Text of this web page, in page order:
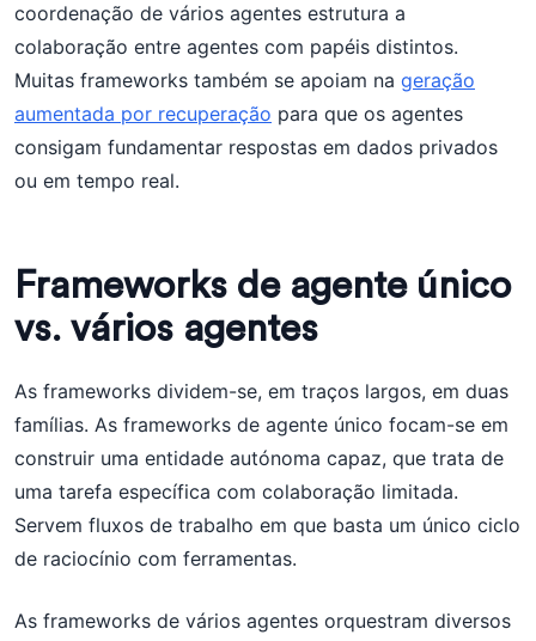
coordenação de vários agentes estrutura a
colaboração entre agentes com papéis distintos.
Muitas frameworks também se apoiam na geração
aumentada por recuperação para que os agentes
consigam fundamentar respostas em dados privados
ou em tempo real.
Frameworks de agente único
vs. vários agentes
As frameworks dividem-se, em traços largos, em duas
famílias. As frameworks de agente único focam-se em
construir uma entidade autónoma capaz, que trata de
uma tarefa específica com colaboração limitada.
Servem fluxos de trabalho em que basta um único ciclo
de raciocínio com ferramentas.
As frameworks de vários agentes orquestram diversos